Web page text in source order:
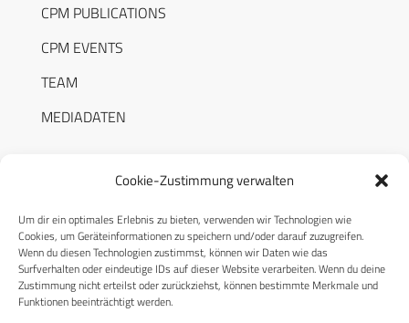
Cookie-Zustimmung verwalten
Um dir ein optimales Erlebnis zu bieten, verwenden wir Technologien wie
Cookies, um Geräteinformationen zu speichern und/oder darauf zuzugreifen.
Wenn du diesen Technologien zustimmst, können wir Daten wie das
Surfverhalten oder eindeutige IDs auf dieser Website verarbeiten. Wenn du deine
Zustimmung nicht erteilst oder zurückziehst, können bestimmte Merkmale und
Funktionen beeinträchtigt werden.
CPM PUBLICATIONS
CPM EVENTS
TEAM
MEDIADATEN
RECHTLICHES
Datenschutzerklärung
Cookie-Richtlinie (EU)